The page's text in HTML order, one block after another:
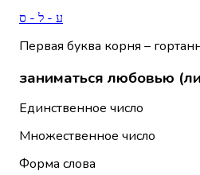
ע - ל - ס
Первая буква корня –
заниматься любовью
Единственное число
Множественное число
Форма слова